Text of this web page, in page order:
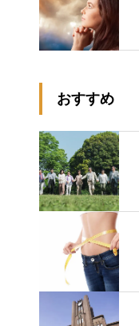
おすすめ